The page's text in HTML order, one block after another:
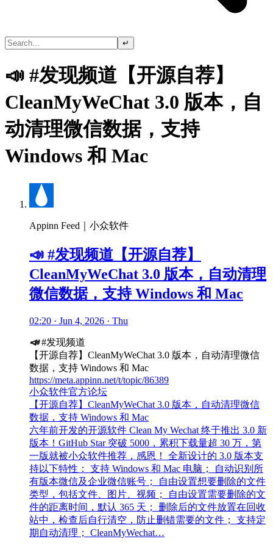
↵
📣 #发现频道【开源自荐】
CleanMyWeChat 3.0 版本，自
动清理微信数据，支持
Windows 和 Mac
Appinn Feed｜小众软件
📣 #发现频道【开源自荐】
CleanMyWeChat 3.0 版本，自动清理
微信数据，支持 Windows 和 Mac
02:20 · Jun 4, 2026 · Thu
📣#发现频道
【开源自荐】CleanMyWeChat 3.0 版本，自动清理微信
数据，支持 Windows 和 Mac
https://meta.appinn.net/t/topic/86389
小众软件官方论坛
【开源自荐】CleanMyWeChat 3.0 版本，自动清理微信
数据，支持 Windows 和 Mac
六年前开发的开源软件 Clean My Wechat 终于推出 3.0 新
版本！GitHub Star 突破 5000，累积下载量超 30 万，第
一版就被小众软件推荐，感恩！ 全新设计的 3.0 版本支
持以下特性： 支持 Windows 和 Mac 电脑； 自动识别所
有版本微信及企业微信账号； 自由设置想要删除的文件
类型，包括文件、图片、视频； 自由设置需要删除的文
件的距离时间，默认 365 天； 删除后的文件放置在回收
站中，检查后自行清空，防止删错需要的文件； 支持定
期自动清理； CleanMyWechat…